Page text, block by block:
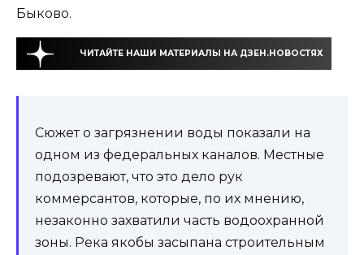
Быково.
ЧИТАЙТЕ НАШИ МАТЕРИАЛЫ НА ДЗЕН.НОВОСТЯХ
Сюжет о загрязнении воды показали на
одном из федеральных каналов. Местные
подозревают, что это дело рук
коммерсантов, которые, по их мнению,
незаконно захватили часть водоохранной
зоны. Река якобы засыпана строительным